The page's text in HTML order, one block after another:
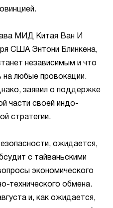
МИД Китая Ван И
США Энтони Блинкена,
независимым и что
на любые провокации.
заявил о поддержке
части своей индо-
стратегии.
ожидается,
с тайваньскими
экономического
технического обмена.
и, как ожидается,